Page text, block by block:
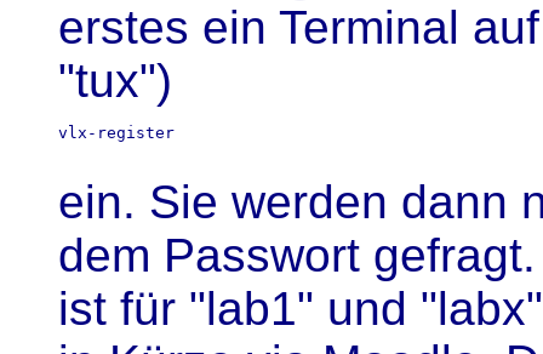
erstes ein Terminal
"tux")
vlx-register
ein. Sie werden dann
dem Passwort
ist für "lab1" und